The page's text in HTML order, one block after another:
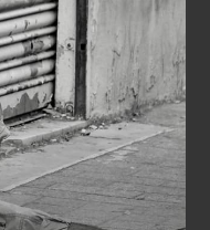
de nos
chaque